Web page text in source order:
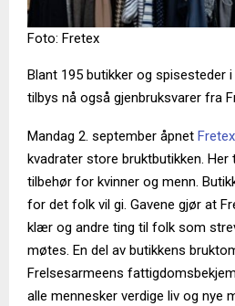
Foto: Fretex
Blant 195 butikker og spisesteder i
tilbys nå også gjenbruksvarer fra
Mandag 2. september åpnet Fretex
kvadrater store bruktbutikken.
tilbehør for kvinner og menn.
for det folk vil gi. Gavene gjør at
klær og andre ting til folk som
møtes. En del av butikkens
Frelsesarmeens
alle mennesker verdige liv og nye